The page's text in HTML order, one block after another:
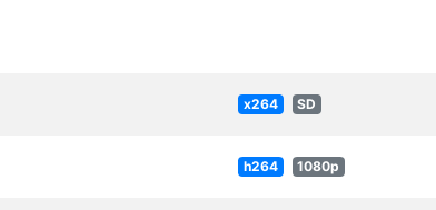
x264 SD
h264 1080p